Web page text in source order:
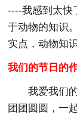
----我感到太快
于动物的知识
实点，动物知
我们的节日的
我爱我们
团团圆圆，一